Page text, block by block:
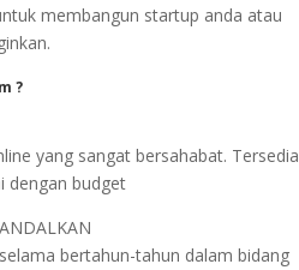
membangun startup anda atau
?
yang sangat bersahabat. Tersedia
dengan budget
bertahun-tahun dalam bidang